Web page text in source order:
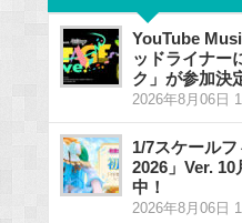
YouTube
ッドライナー
ク」が参加決
2026年8月06日
1/7スケール
2026」Ver.
中！
2026年8月06日